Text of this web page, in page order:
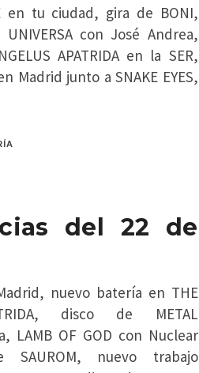
en tu ciudad, gira de BONI,
con José Andrea,
APATRIDA en la SER,
Madrid junto a SNAKE EYES,
del 22 de
nuevo batería en THE
disco de METAL
LAMB OF GOD con Nuclear
nuevo trabajo